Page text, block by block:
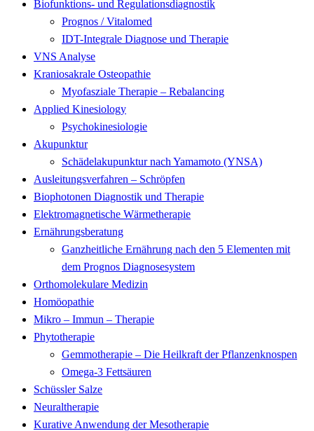
Biofunktions- und Regulationsdiagnostik
Prognos / Vitalomed
IDT-Integrale Diagnose und Therapie
VNS Analyse
Kraniosakrale Osteopathie
Myofasziale Therapie – Rebalancing
Applied Kinesiology
Psychokinesiologie
Akupunktur
Schädelakupunktur nach Yamamoto (YNSA)
Ausleitungsverfahren – Schröpfen
Biophotonen Diagnostik und Therapie
Elektromagnetische Wärmetherapie
Ernährungsberatung
Ganzheitliche Ernährung nach den 5 Elementen mit
dem Prognos Diagnosesystem
Orthomolekulare Medizin
Homöopathie
Mikro – Immun – Therapie
Phytotherapie
Gemmotherapie – Die Heilkraft der Pflanzenknospen
Omega-3 Fettsäuren
Schüssler Salze
Neuraltherapie
Kurative Anwendung der Mesotherapie